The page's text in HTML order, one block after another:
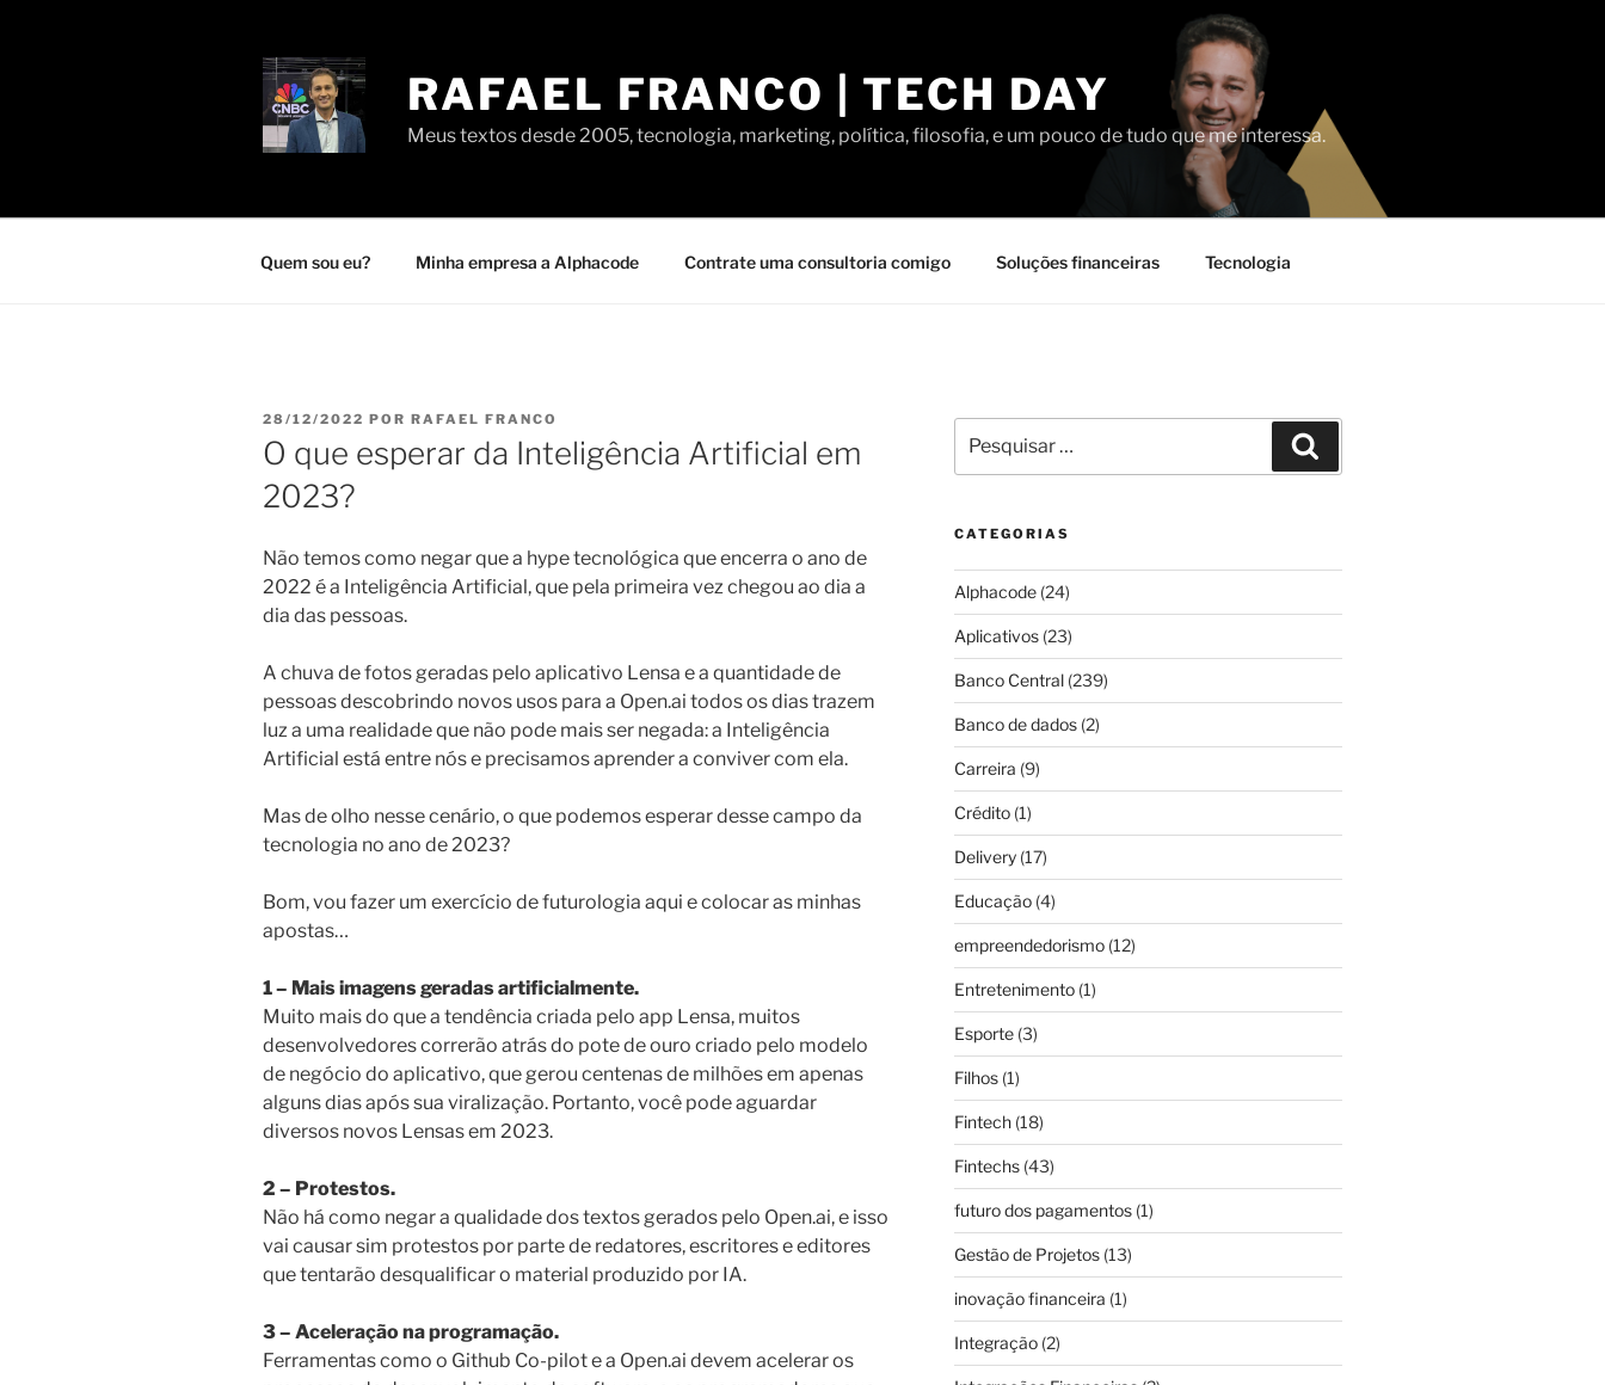
RAFAEL FRANCO | TECH DAY
Meus textos desde 2005, tecnologia, marketing, política, filosofia, e um pouco de tudo que me interessa.
Quem sou eu? Minha empresa a Alphacode Contrate uma consultoria comigo Soluções financeiras Tecnologia
PUBLICADO
EM
28/12/2022 POR RAFAEL FRANCO
O que esperar da Inteligência Artificial em
2023?
Não temos como negar que a hype tecnológica que encerra o ano de
2022 é a Inteligência Artificial, que pela primeira vez chegou ao dia a
dia das pessoas.
A chuva de fotos geradas pelo aplicativo Lensa e a quantidade de
pessoas descobrindo novos usos para a Open.ai todos os dias trazem
luz a uma realidade que não pode mais ser negada: a Inteligência
Artificial está entre nós e precisamos aprender a conviver com ela.
Mas de olho nesse cenário, o que podemos esperar desse campo da
tecnologia no ano de 2023?
Bom, vou fazer um exercício de futurologia aqui e colocar as minhas
apostas…
1 – Mais imagens geradas artificialmente.
Muito mais do que a tendência criada pelo app Lensa, muitos
desenvolvedores correrão atrás do pote de ouro criado pelo modelo
de negócio do aplicativo, que gerou centenas de milhões em apenas
alguns dias após sua viralização. Portanto, você pode aguardar
diversos novos Lensas em 2023.
2 – Protestos.
Não há como negar a qualidade dos textos gerados pelo Open.ai, e isso
vai causar sim protestos por parte de redatores, escritores e editores
que tentarão desqualificar o material produzido por IA.
3 – Aceleração na programação.
Ferramentas como o Github Co-pilot e a Open.ai devem acelerar os
por:
CATEGORIAS
Alphacode(24)
Aplicativos(23)
Banco Central(239)
Banco de dados(2)
Carreira (9)
Crédito(1)
Delivery(17)
Educação(4)
empreendedorismo(12)
Entretenimento(1)
Esporte(3)
Filhos(1)
Fintech(18)
Fintechs(43)
futuro dos pagamentos(1)
Gestão de Projetos(13)
inovação financeira (1)
Integração(2)